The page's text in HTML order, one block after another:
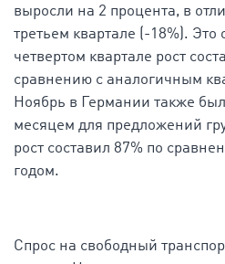
выросли на 2 процента, в
третьем квартале (-18%). Это
четвертом квартале рост
сравнению с аналогичным
Ноябрь в Германии также
месяцем для предложений
рост составил 87% по
годом.
Спрос на свободный